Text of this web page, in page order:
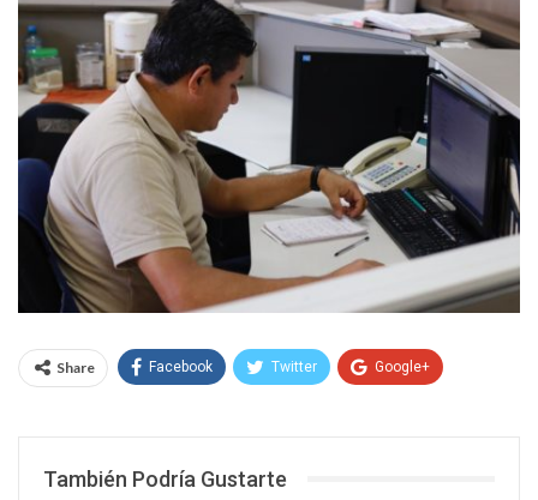
Share Facebook Twitter Google+
También Podría Gustarte